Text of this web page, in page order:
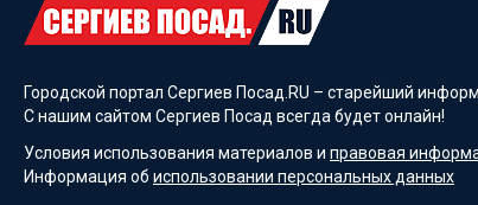
Городской портал Сергиев Посад.RU – старейший
С нашим сайтом Сергиев Посад всегда будет онлайн!
Условия использования материалов и правовая
Информация об использовании персональных данных